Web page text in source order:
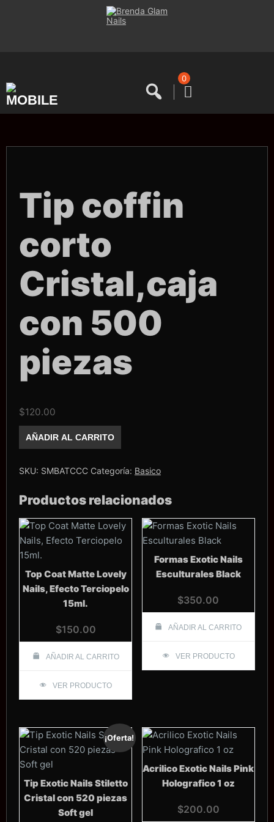
0
Tip coffin
corto
Cristal,caja
con 500
piezas
$120.00
coffin
corto
con
cantidad
AÑADIR AL CARRITO
SKU: SMBATCCC Categoría: Basico
Productos relacionados
Top Coat Matte Lovely
Nails, Efecto Terciopelo
15ml.
$150.00
AÑADIR AL CARRITO
VER PRODUCTO
Formas Exotic Nails
Esculturales Black
$350.00
AÑADIR AL CARRITO
VER PRODUCTO
¡Oferta!
Tip Exotic Nails Stiletto
Cristal con 520 piezas
Soft gel
Acrilico Exotic Nails Pink
Holografico 1 oz
$200.00